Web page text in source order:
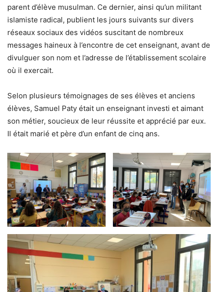
parent d’élève musulman. Ce dernier, ainsi qu’un militant
islamiste radical, publient les jours suivants sur divers
réseaux sociaux des vidéos suscitant de nombreux
messages haineux à l’encontre de cet enseignant, avant de
divulguer son nom et l’adresse de l’établissement scolaire
où il exercait.
Selon plusieurs témoignages de ses élèves et anciens
élèves, Samuel Paty était un enseignant investi et aimant
son métier, soucieux de leur réussite et apprécié par eux.
Il était marié et père d’un enfant de cinq ans.